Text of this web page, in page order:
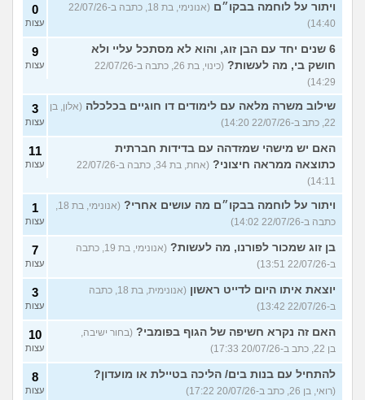
ויתור על לוחמה בבקו״ם
(אנונימי, בת 18, כתבה ב-22/07/26
14:40)
0
עצות
6 שנים יחד עם הבן זוג, והוא לא מסתכל עליי ולא
חושק בי, מה לעשות?
(כינוי, בת 26, כתבה ב-22/07/26
14:29)
9
עצות
שילוב משרה מלאה עם לימודים דו חוגיים בכלכלה (אלון, בן
22, כתב ב-22/07/26 14:20)
3
עצות
האם יש מישהי שמזדהה עם בדידות חברתית
כתוצאה ממראה חיצוני?
(אחת, בת 34, כתבה ב-22/07/26
14:11)
11
עצות
ויתור על לוחמה בבקו״ם מה עושים אחרי?
(אנונימי, בת 18,
כתבה ב-22/07/26 14:02)
1
עצות
בן זוג שמכור לפורנו, מה לעשות?
(אנונימי, בת 19, כתבה
ב-22/07/26 13:51)
7
עצות
יוצאת איתו היום לדייט ראשון
(אנונימית, בת 18, כתבה
ב-22/07/26 13:42)
3
עצות
האם זה נקרא חשיפה של הגוף בפומבי? (בחור ישיבה,
בן 22, כתב ב-20/07/26 17:33)
10
עצות
להתחיל עם בנות בים/ הליכה בטיילת או מועדון?
(רואי, בן 26, כתב ב-20/07/26 17:22)
8
עצות